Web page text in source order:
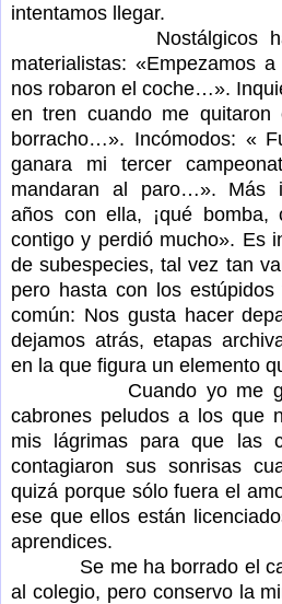
intentamos llegar.
Nostálgicos hay
materialistas: «Empezamos
nos robaron el coche…».
en tren cuando me quitaron
borracho…». Incómodos: «
ganara mi tercer
mandaran al paro…». Más
años con ella, ¡qué bomba,
contigo y perdió mucho». Es
de subespecies, tal vez tan
pero hasta con los
común: Nos gusta hacer
dejamos atrás, etapas
en la que figura un elemento
Cuando yo me giro
cabrones peludos a los que
mis lágrimas para que las
contagiaron sus sonrisas
quizá porque sólo fuera el
ese que ellos están
aprendices.
Se me ha borrado el
al colegio, pero conservo la